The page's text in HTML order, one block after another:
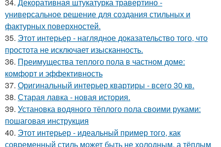
универсальное решение для создания стильных и
фактурных поверхностей.
35. Этот интерьер - наглядное доказательство того, что
простота не исключает изысканность.
36. Преимущества теплого пола в частном доме:
комфорт и эффективность
37. Оригинальный интерьер квартиры - всего 30 кв.
38. Старая лавка - новая история.
39. Установка водяного тёплого пола своими руками:
пошаговая инструкция
40. Этот интерьер - идеальный пример того, как
современный стиль может быть не холодным, а тёплым